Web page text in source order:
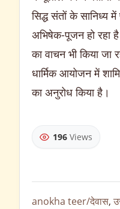
सिद्ध संतों के सानिध्य में
अभिषेक-पूजन हो रहा
का वाचन भी किया जा
धार्मिक आयोजन में
का अनुरोध किया है।
196 Views
anokha teer/देवास,